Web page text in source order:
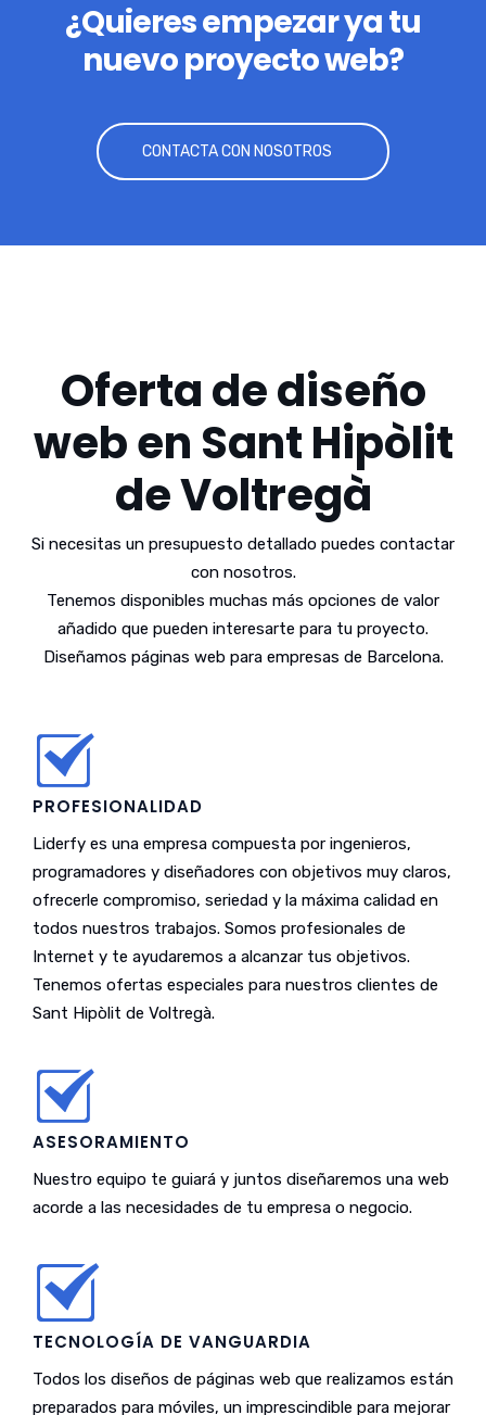
¿Quieres empezar ya tu
nuevo proyecto web?
CONTACTA CON NOSOTROS
Oferta de diseño
web en Sant Hipòlit
de Voltregà
Si necesitas un presupuesto detallado puedes contactar
con nosotros.
Tenemos disponibles muchas más opciones de valor
añadido que pueden interesarte para tu proyecto.
Diseñamos páginas web para empresas de Barcelona.
PROFESIONALIDAD
Liderfy es una empresa compuesta por ingenieros,
programadores y diseñadores con objetivos muy claros,
ofrecerle compromiso, seriedad y la máxima calidad en
todos nuestros trabajos. Somos profesionales de
Internet y te ayudaremos a alcanzar tus objetivos.
Tenemos ofertas especiales para nuestros clientes de
Sant Hipòlit de Voltregà.
ASESORAMIENTO
Nuestro equipo te guiará y juntos diseñaremos una web
acorde a las necesidades de tu empresa o negocio.
TECNOLOGÍA DE VANGUARDIA
Todos los diseños de páginas web que realizamos están
preparados para móviles, un imprescindible para mejorar